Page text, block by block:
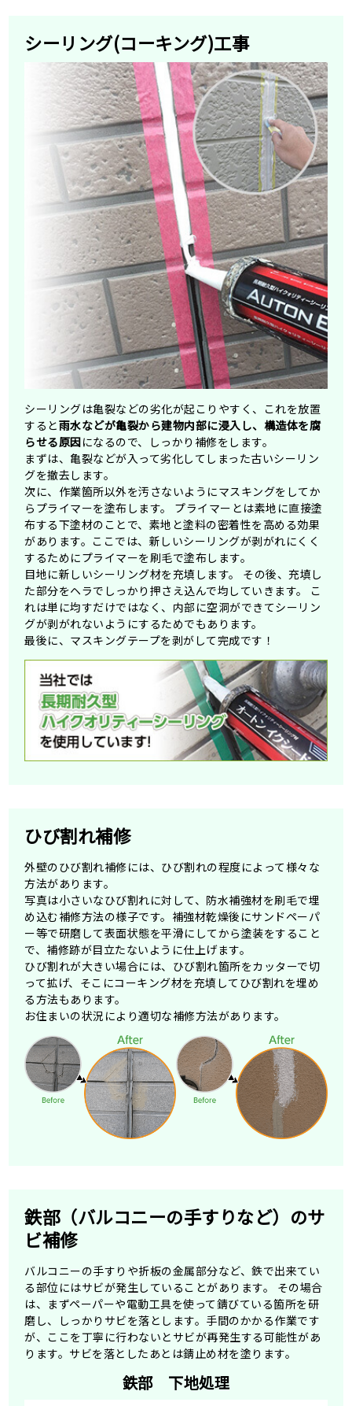
シーリング(コーキング)工事
シーリングは亀裂などの劣化が起こりやすく、これを放置
すると雨水などが亀裂から建物内部に浸入し、構造体を腐
らせる原因になるので、しっかり補修をします。
まずは、亀裂などが入って劣化してしまった古いシーリン
グを撤去します。
次に、作業箇所以外を汚さないようにマスキングをしてか
らプライマーを塗布します。 プライマーとは素地に直接塗
布する下塗材のことで、素地と塗料の密着性を高める効果
があります。ここでは、新しいシーリングが剥がれにくく
するためにプライマーを刷毛で塗布します。
目地に新しいシーリング材を充填します。 その後、充填し
た部分をヘラでしっかり押さえ込んで均していきます。 こ
れは単に均すだけではなく、内部に空洞ができてシーリン
グが剥がれないようにするためでもあります。
最後に、マスキングテープを剥がして完成です！
ひび割れ補修
外壁のひび割れ補修には、ひび割れの程度によって様々な
方法があります。
写真は小さいなひび割れに対して、防水補強材を刷毛で埋
め込む補修方法の様子です。補強材乾燥後にサンドペーパ
ー等で研磨して表面状態を平滑にしてから塗装をすること
で、補修跡が目立たないように仕上げます。
ひび割れが大きい場合には、ひび割れ箇所をカッターで切
って拡げ、そこにコーキング材を充填してひび割れを埋め
る方法もあります。
お住まいの状況により適切な補修方法があります。
鉄部（バルコニーの手すりなど）のサ
ビ補修
バルコニーの手すりや折板の金属部分など、鉄で出来てい
る部位にはサビが発生していることがあります。 その場合
は、まずペーパーや電動工具を使って錆びている箇所を研
磨し、しっかりサビを落とします。手間のかかる作業です
が、ここを丁寧に行わないとサビが再発生する可能性があ
ります。サビを落としたあとは錆止め材を塗ります。
鉄部 下地処理